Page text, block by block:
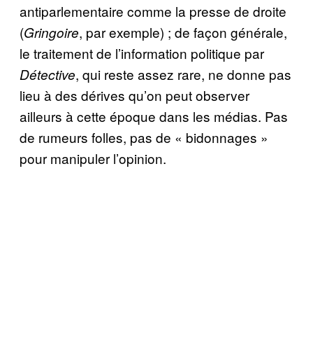
antiparlementaire comme la presse de droite
(Gringoire, par exemple) ; de façon générale,
le traitement de l’information politique par
Détective, qui reste assez rare, ne donne pas
lieu à des dérives qu’on peut observer
ailleurs à cette époque dans les médias. Pas
de rumeurs folles, pas de « bidonnages »
pour manipuler l’opinion.